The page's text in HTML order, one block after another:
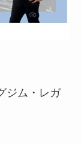
ジム・レガ